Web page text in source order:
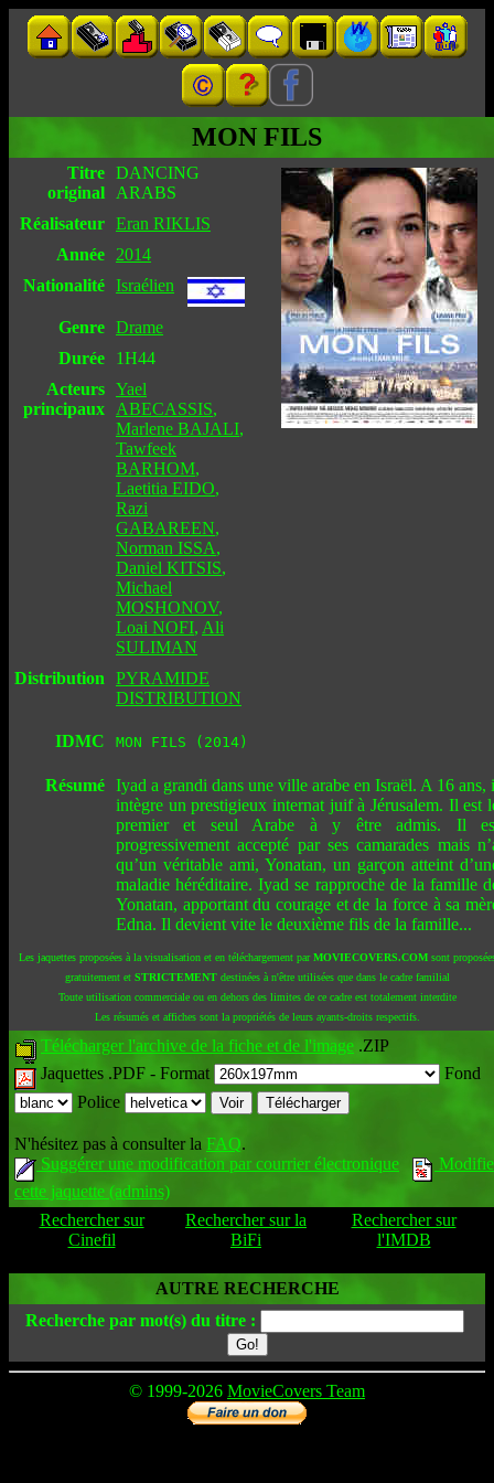
MON FILS
Titre
original
DANCING
ARABS
Réalisateur Eran RIKLIS
Année
2014
Nationalité Israélien
Genre Drame
Durée
1H44
Acteurs
principaux
Yael
ABECASSIS,
Marlene BAJALI,
Tawfeek
BARHOM,
Laetitia EIDO,
Razi
GABAREEN,
Norman ISSA,
Daniel KITSIS,
Michael
MOSHONOV,
Loai NOFI, Ali
SULIMAN
Distribution
PYRAMIDE
DISTRIBUTION
IDMC MON FILS (2014)
Résumé Iyad a grandi dans une ville arabe en Israël. A 16 ans,
intègre un prestigieux internat juif à Jérusalem. Il est
premier et seul Arabe à y être admis. Il
progressivement accepté par ses camarades mais
qu’un véritable ami, Yonatan, un garçon atteint
maladie héréditaire. Iyad se rapproche de la famille
Yonatan, apportant du courage et de la force à sa
Edna. Il devient vite le deuxième fils de la famille...
Les jaquettes proposées à la visualisation et en téléchargement parMOVIECOVERS.COMsont
gratuitement et STRICTEMENTdestinées à n'être utilisées que dans le cadre familial
Toute utilisation commerciale ou en dehors des limites de ce cadre est totalement interdite
Les résumés et affiches sont la propriétés de leurs ayants-droits respectifs.
Télécharger l'archive de la fiche et de l'image .ZIP
Jaquettes .PDF - Format
Fond
Police
N'hésitez pas à consulter la FAQ.
Suggérer une modification par courrier électronique
cette jaquette (admins)
Rechercher sur
Cinefil
Rechercher sur la
BiFi
Rechercher sur
l'IMDB
AUTRE RECHERCHE
Recherche par mot(s) du titre :
© 1999-2026 MovieCovers Team